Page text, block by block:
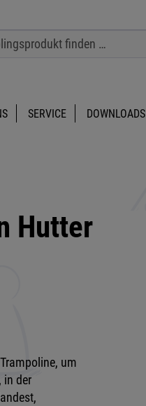
SERVICE DOWNLOADS
Hutter
um
in der